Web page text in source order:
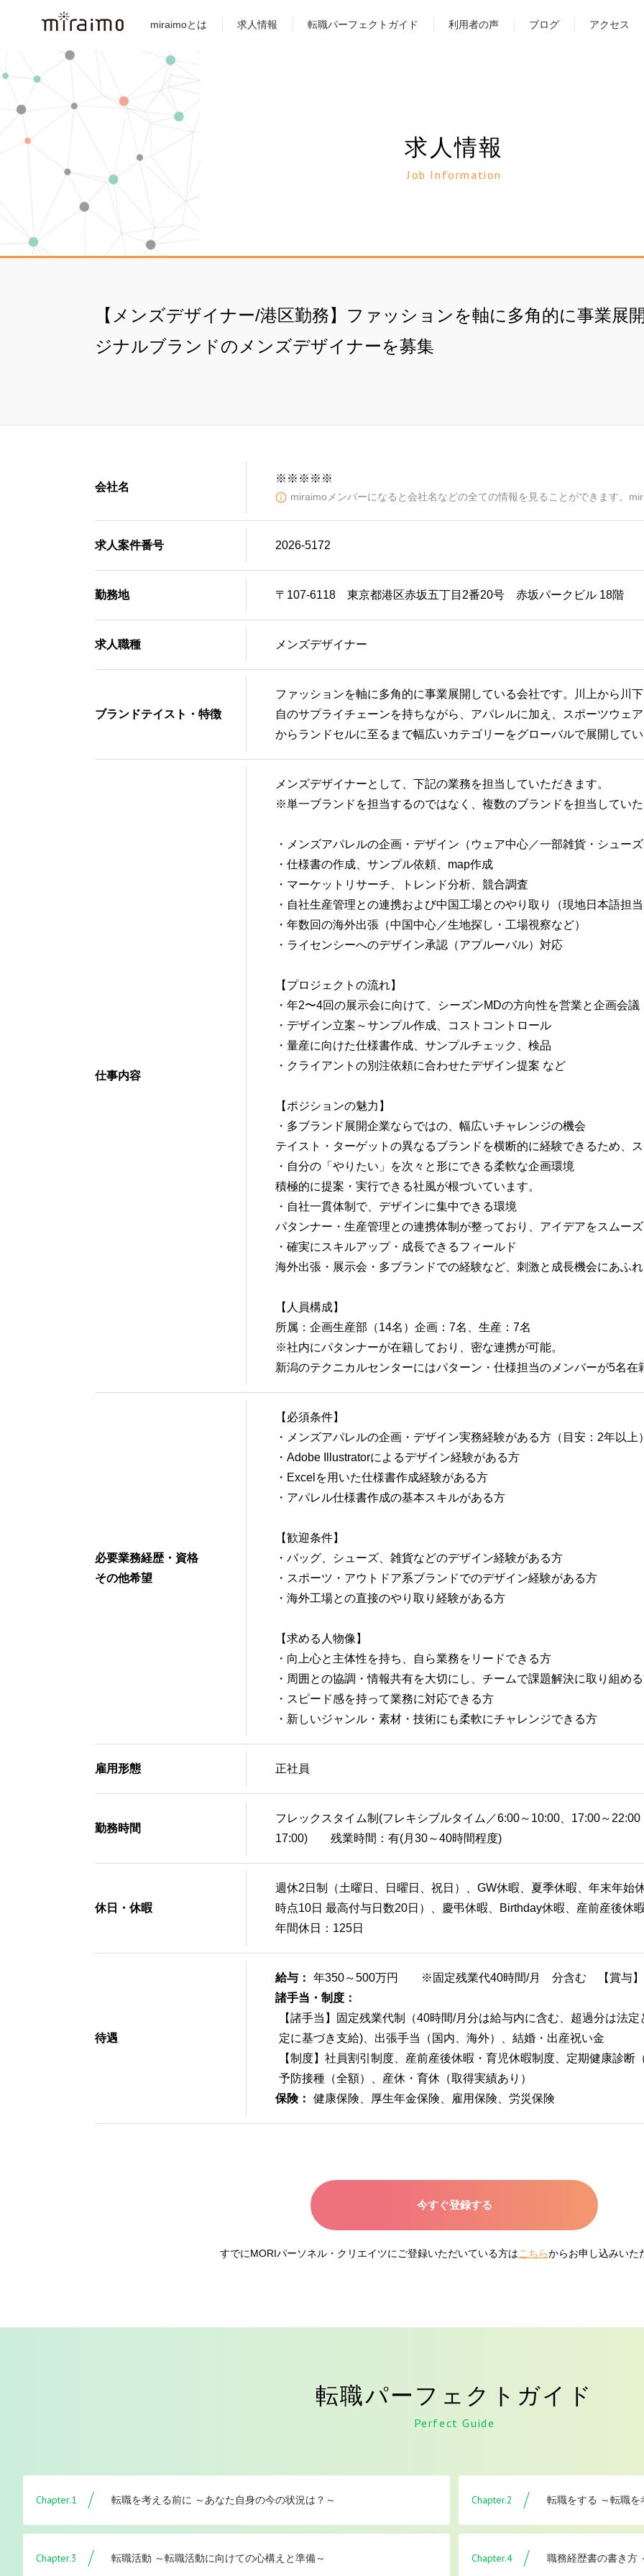
miraimoとは 求人情報 転職パーフェクトガイド 利用者の声 ブログ アクセス
求人情報
Job Information
【メンズデザイナー/港区勤務】ファッションを軸に多角的に事業展
ジナルブランドのメンズデザイナーを募集
会社名
※※※※※
miraimoメンバーになると会社名などの全ての情報を見ることができます。
求人案件番号 2026-5172
勤務地 〒107-6118 東京都港区赤坂五丁目2番20号 赤坂パークビル 18階
求人職種 メンズデザイナー
ブランドテイスト・特徴
ファッションを軸に多角的に事業展開している会社です。川上から川
自のサプライチェーンを持ちながら、アパレルに加え、スポーツウェ
からランドセルに至るまで幅広いカテゴリーをグローバルで展開してい
仕事内容
メンズデザイナーとして、下記の業務を担当していただきます。
※単一ブランドを担当するのではなく、複数のブランドを担当していた
・メンズアパレルの企画・デザイン（ウェア中心／一部雑貨・シューズ
・仕様書の作成、サンプル依頼、map作成
・マーケットリサーチ、トレンド分析、競合調査
・自社生産管理との連携および中国工場とのやり取り（現地日本語担当
・年数回の海外出張（中国中心／生地探し・工場視察など）
・ライセンシーへのデザイン承認（アプルーバル）対応
【プロジェクトの流れ】
・年2〜4回の展示会に向けて、シーズンMDの方向性を営業と企画会議
・デザイン立案～サンプル作成、コストコントロール
・量産に向けた仕様書作成、サンプルチェック、検品
・クライアントの別注依頼に合わせたデザイン提案 など
【ポジションの魅力】
・多ブランド展開企業ならではの、幅広いチャレンジの機会
テイスト・ターゲットの異なるブランドを横断的に経験できるため、ス
・自分の「やりたい」を次々と形にできる柔軟な企画環境
積極的に提案・実行できる社風が根づいています。
・自社一貫体制で、デザインに集中できる環境
パタンナー・生産管理との連携体制が整っており、アイデアをスムーズ
・確実にスキルアップ・成長できるフィールド
海外出張・展示会・多ブランドでの経験など、刺激と成長機会にあふれ
【人員構成】
所属：企画生産部（14名）企画：7名、生産：7名
※社内にパタンナーが在籍しており、密な連携が可能。
新潟のテクニカルセンターにはパターン・仕様担当のメンバーが5名在
必要業務経歴・資格
その他希望
【必須条件】
・メンズアパレルの企画・デザイン実務経験がある方（目安：2年以上）
・Adobe Illustratorによるデザイン経験がある方
・Excelを用いた仕様書作成経験がある方
・アパレル仕様書作成の基本スキルがある方
【歓迎条件】
・バッグ、シューズ、雑貨などのデザイン経験がある方
・スポーツ・アウトドア系ブランドでのデザイン経験がある方
・海外工場との直接のやり取り経験がある方
【求める人物像】
・向上心と主体性を持ち、自ら業務をリードできる方
・周囲との協調・情報共有を大切にし、チームで課題解決に取り組め
・スピード感を持って業務に対応できる方
・新しいジャンル・素材・技術にも柔軟にチャレンジできる方
雇用形態 正社員
勤務時間
フレックスタイム制(フレキシブルタイム／6:00～10:00、17:00～22:00
17:00) 残業時間：有(月30～40時間程度)
休日・休暇
週休2日制（土曜日、日曜日、祝日）、GW休暇、夏季休暇、年末年始
時点10日 最高付与日数20日）、慶弔休暇、Birthday休暇、産前産後
年間休日：125日
待遇
給与：
年350～500万円 ※固定残業代40時間/月 分含む 【賞与】
諸手当・制度：
【諸手当】固定残業代制（40時間/月分は給与内に含む、超過分は法
定に基づき支給)、出張手当（国内、海外）、結婚・出産祝い金
【制度】社員割引制度、産前産後休暇・育児休暇制度、定期健康診断
予防接種（全額）、産休・育休（取得実績あり）
保険：
健康保険、厚生年金保険、雇用保険、労災保険
今すぐ登録する
すでにMORIパーソネル・クリエイツにご登録いただいている方はこちらからお申し込みいた
転職パーフェクトガイド
Perfect Guide
Chapter.1 転職を考える前に ～あなた自身の今の状況は？～ Chapter.2 転職をする ～転職を
Chapter.3 転職活動 ～転職活動に向けての心構えと準備～ Chapter.4 職務経歴書の書き方